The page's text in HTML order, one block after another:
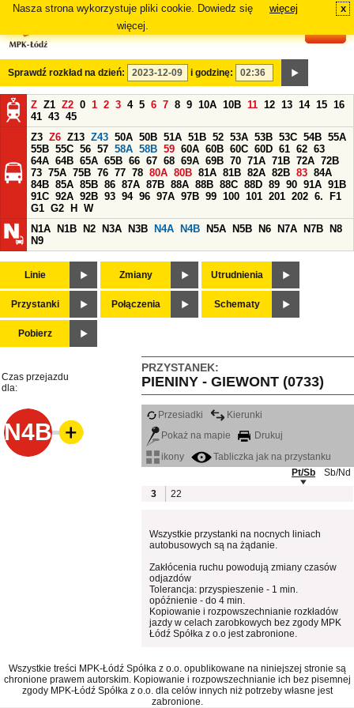
Nasza strona wykorzystuje pliki cookie. Dowiedz się
więcej.
więcej x
Sprawdź rozkład na dzień: i godzinę:
Z Z1 Z2 0 1 2 3 4 5 6 7 8 9 10A 10B 11 12 13 14 15 16
41 43 45
Z3 Z6 Z13 Z43 50A 50B 51A 51B 52 53A 53B 53C 54B 55A
55B 55C 56 57 58A 58B 59 60A 60B 60C 60D 61 62 63
64A 64B 65A 65B 66 67 68 69A 69B 70 71A 71B 72A 72B
73 75A 75B 76 77 78 80A 80B 81A 81B 82A 82B 83 84A
84B 85A 85B 86 87A 87B 88A 88B 88C 88D 89 90 91A 91B
91C 92A 92B 93 94 96 97A 97B 99 100 101 201 202 6.
F1
G1 G2 H
W
N1A
N1B N2 N3A N3B N4A N4B N5A N5B N6 N7A N7B
N8
N9
Linie Zmiany Utrudnienia
Przystanki Połączenia Schematy
Pobierz
PRZYSTANEK:
PIENINY - GIEWONT (0733)
Czas przejazdu
dla:
N4B
Przesiadki
Kierunki
Pokaż na mapie
Drukuj
ikony
Tabliczka jak na przystanku
Pt/Sb
Sb/Nd
3
22
Wszystkie przystanki na nocnych liniach
autobusowych są na żądanie.
Zakłócenia ruchu powodują zmiany czasów
odjazdów
Tolerancja: przyspieszenie - 1 min.
opóźnienie - do 4 min.
Kopiowanie i rozpowszechnianie rozkładów
jazdy w celach zarobkowych bez zgody MPK
Łódź Spółka z o.o jest zabronione.
Wszystkie treści MPK-Łódź Spółka z o.o. opublikowane na niniejszej stronie są
chronione prawem autorskim. Kopiowanie i rozpowszechnianie ich bez pisemnej
zgody MPK-Łódź Spółka z o.o. dla celów innych niż potrzeby własne jest
zabronione.